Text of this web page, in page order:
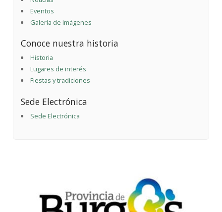
Eventos
Galería de Imágenes
Conoce nuestra historia
Historia
Lugares de interés
Fiestas y tradiciones
Sede Electrónica
Sede Electrónica